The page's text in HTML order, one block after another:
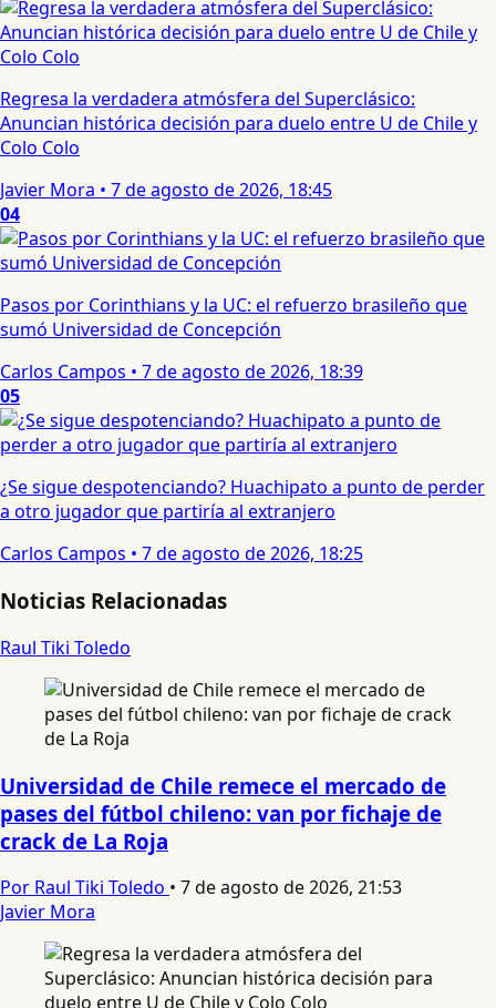
Regresa la verdadera atmósfera del Superclásico:
Anuncian histórica decisión para duelo entre U de Chile y
Colo Colo
Javier Mora • 7 de agosto de 2026, 18:45
04
Pasos por Corinthians y la UC: el refuerzo brasileño que
sumó Universidad de Concepción
Carlos Campos • 7 de agosto de 2026, 18:39
05
¿Se sigue despotenciando? Huachipato a punto de perder
a otro jugador que partiría al extranjero
Carlos Campos • 7 de agosto de 2026, 18:25
Noticias Relacionadas
Raul Tiki Toledo
Universidad de Chile remece el mercado de
pases del fútbol chileno: van por fichaje de
crack de La Roja
Por Raul Tiki Toledo • 7 de agosto de 2026, 21:53
Javier Mora